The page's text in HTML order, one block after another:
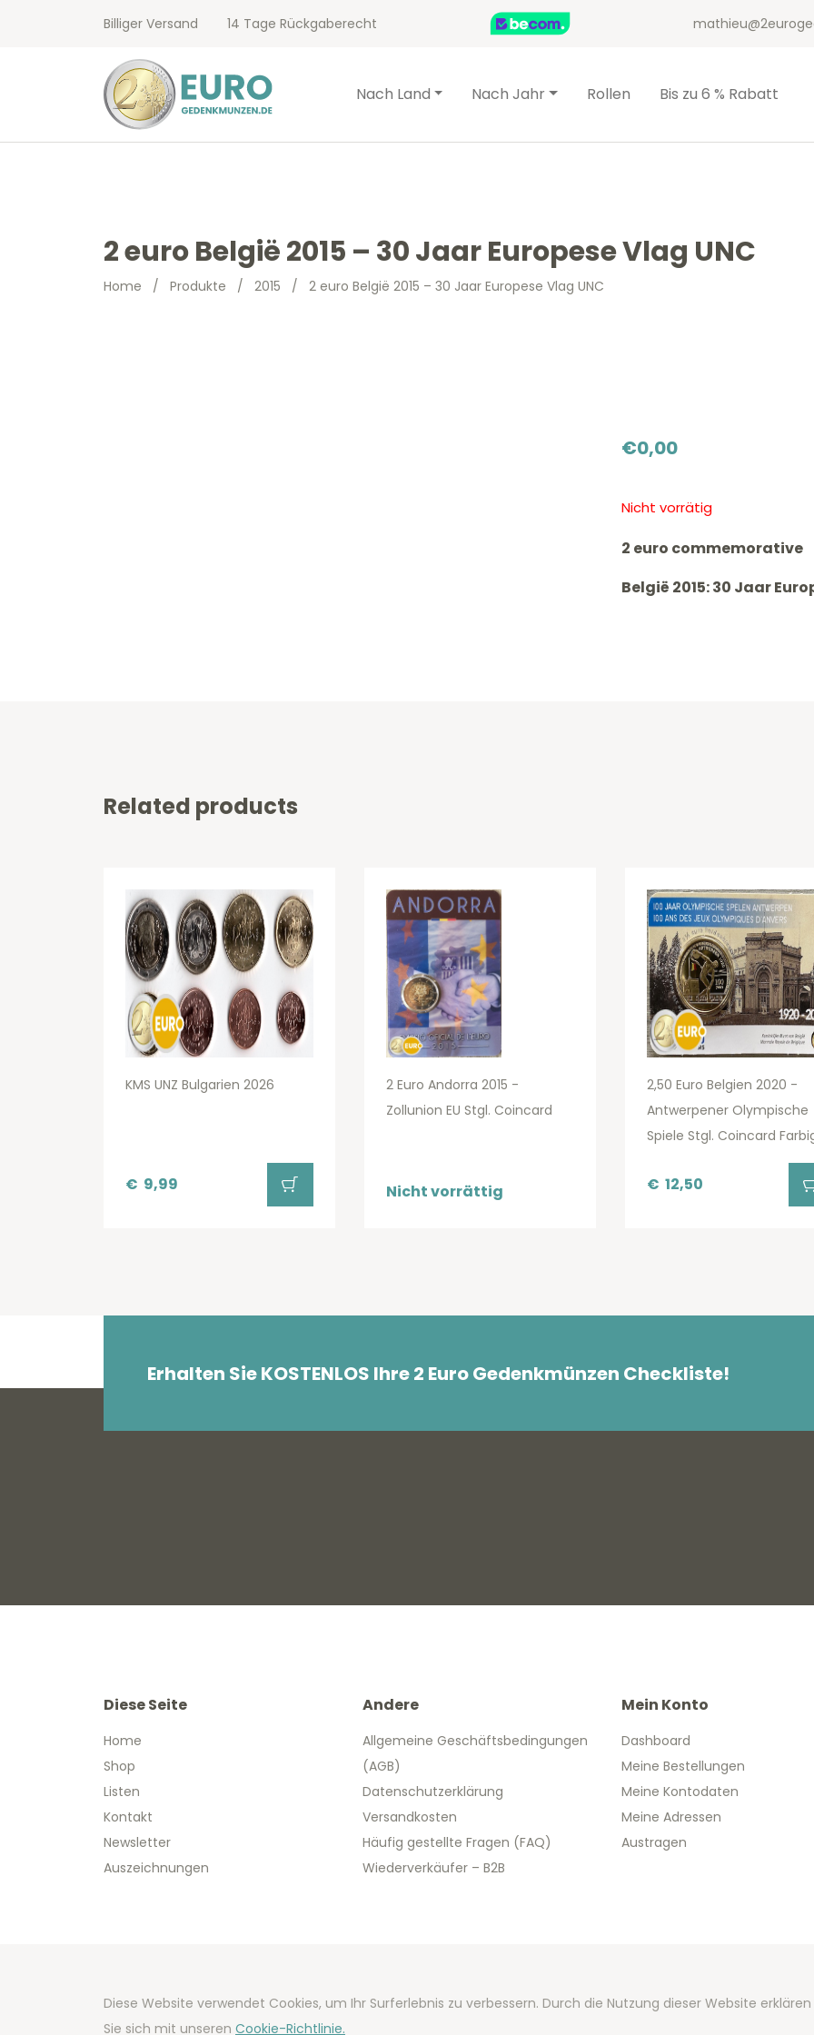
Billiger Versand 14 Tage Rückgaberecht
Nach Land Nach Jahr Rollen Bis zu 6 % Rabatt
2 euro België 2015 – 30 Jaar Europese Vlag UNC
Home / Produkte / 2015 / 2 euro België 2015 – 30 Jaar Europese Vlag UNC
€0,00
Nicht vorrätig
2 euro commemorative
België 2015: 30 Jaar
Related products
KMS UNZ Bulgarien 2026
€ 9,99
2 Euro Andorra 2015 -
Zollunion EU Stgl. Coincard
Nicht vorrättig
2,50 Euro Belgien 2020 -
Antwerpener Olympische
Spiele Stgl. Coincard
€ 12,50
Erhalten Sie KOSTENLOS Ihre 2 Euro Gedenkmünzen Checkliste!
Diese Seite
Home
Shop
Listen
Kontakt
Newsletter
Auszeichnungen
Andere
Allgemeine Geschäftsbedingungen
(AGB)
Datenschutzerklärung
Versandkosten
Häufig gestellte Fragen (FAQ)
Wiederverkäufer – B2B
Mein Konto
Dashboard
Meine Bestellungen
Meine Kontodaten
Meine Adressen
Austragen
- Content by 2eurogedenkmunzen.de
Diese Website verwendet Cookies, um Ihr Surferlebnis zu verbessern. Durch die Nutzung dieser Website erklären
Sie sich mit unseren Cookie-Richtlinie.